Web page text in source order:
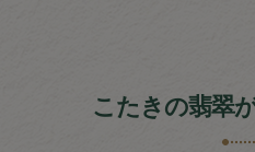
こたきの翡翠